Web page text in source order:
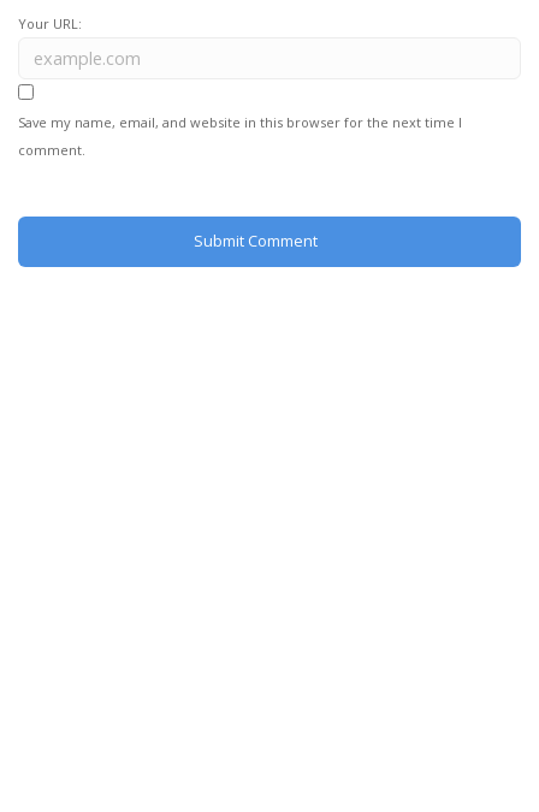
Your URL:
Save my name, email, and website in this browser for the next time I
comment.